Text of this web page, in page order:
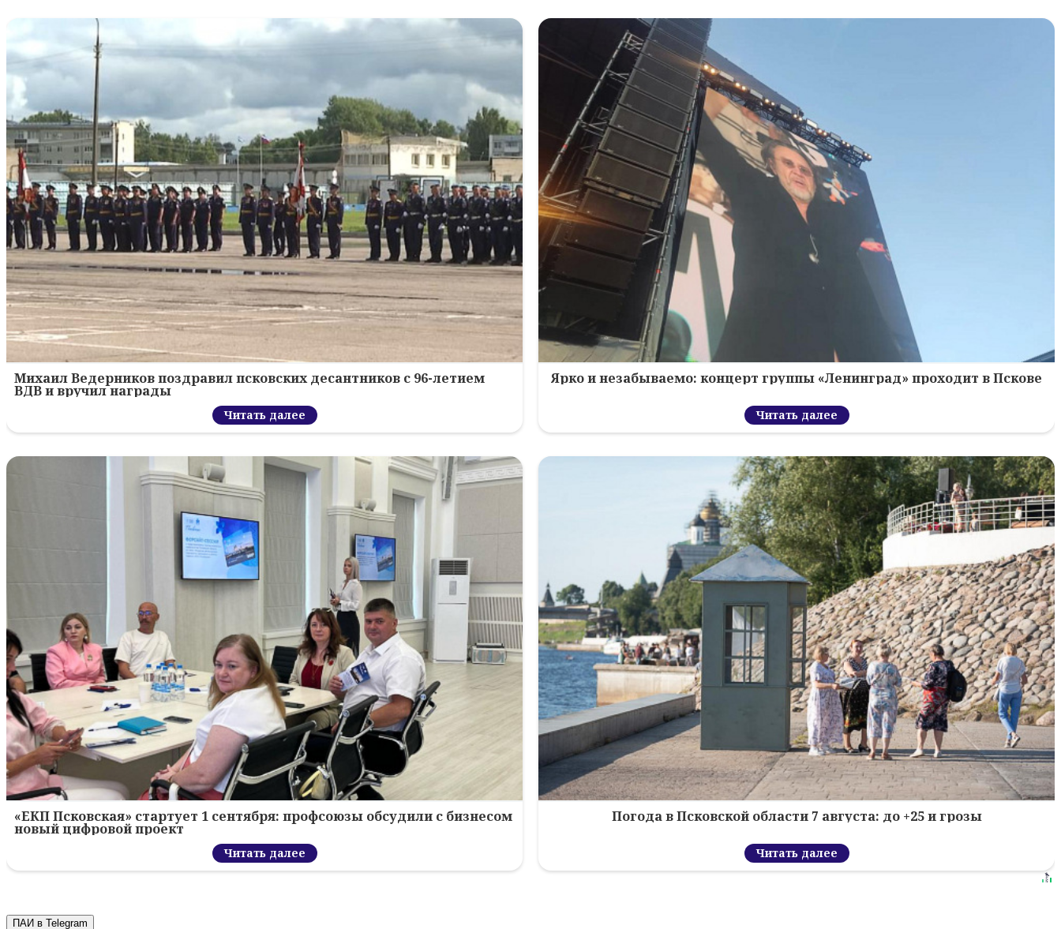
Михаил Ведерников поздравил псковских десантников с 96-летием
ВДВ и вручил награды
Читать далее
Ярко и незабываемо: концерт группы «Ленинград» проходит в Пскове
Читать далее
«ЕКП Псковская» стартует 1 сентября: профсоюзы обсудили с бизнесом
новый цифровой проект
Читать далее
Погода в Псковской области 7 августа: до +25 и грозы
Читать далее
ПАИ в Telegram